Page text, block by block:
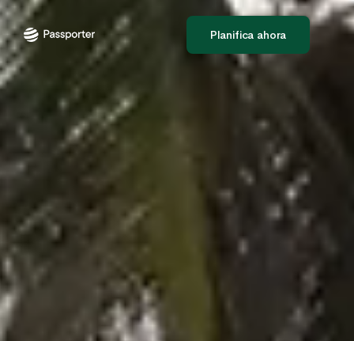
Planifica ahora